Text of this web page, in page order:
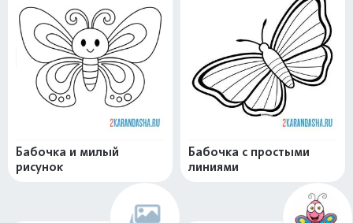
Бабочка и милый
рисунок
Бабочка с простыми
линиями